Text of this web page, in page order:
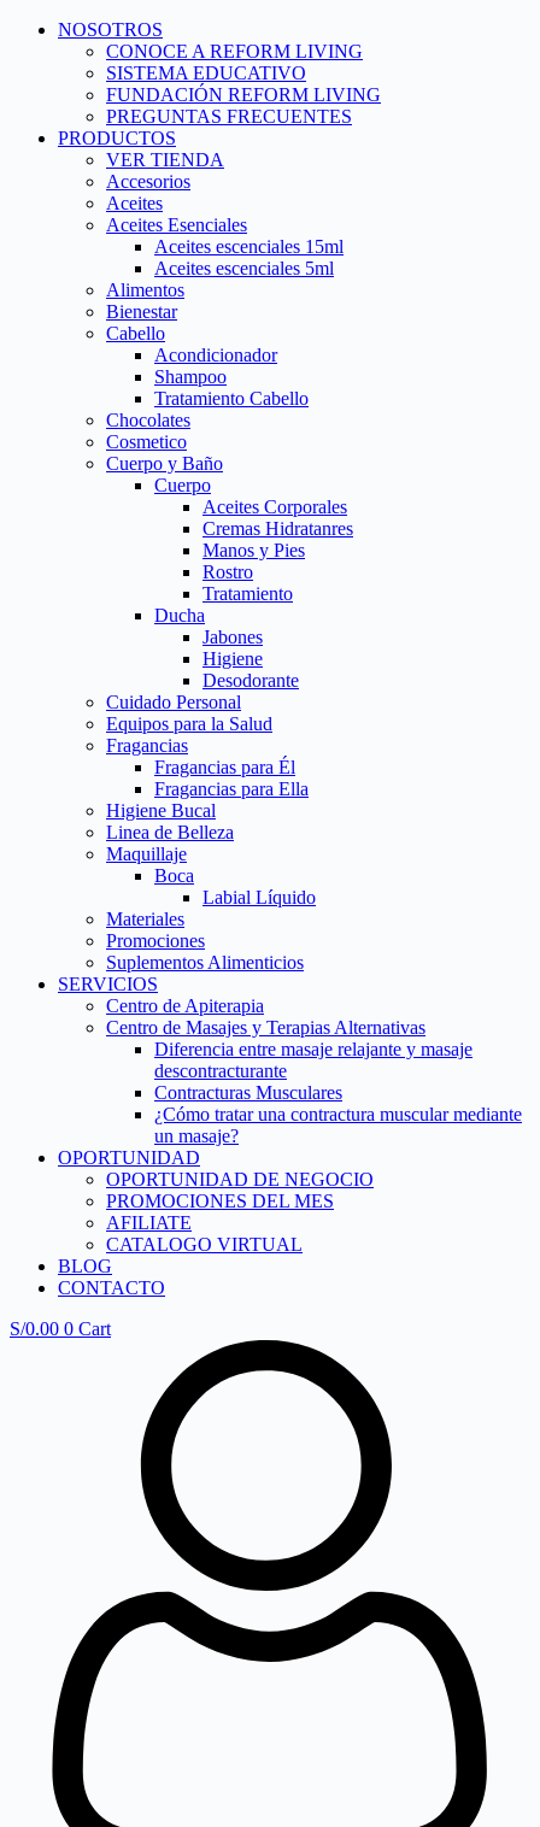
NOSOTROS
CONOCE A REFORM LIVING
SISTEMA EDUCATIVO
FUNDACIÓN REFORM LIVING
PREGUNTAS FRECUENTES
PRODUCTOS
VER TIENDA
Accesorios
Aceites
Aceites Esenciales
Aceites escenciales 15ml
Aceites escenciales 5ml
Alimentos
Bienestar
Cabello
Acondicionador
Shampoo
Tratamiento Cabello
Chocolates
Cosmetico
Cuerpo y Baño
Cuerpo
Aceites Corporales
Cremas Hidratanres
Manos y Pies
Rostro
Tratamiento
Ducha
Jabones
Higiene
Desodorante
Cuidado Personal
Equipos para la Salud
Fragancias
Fragancias para Él
Fragancias para Ella
Higiene Bucal
Linea de Belleza
Maquillaje
Boca
Labial Líquido
Materiales
Promociones
Suplementos Alimenticios
SERVICIOS
Centro de Apiterapia
Centro de Masajes y Terapias Alternativas
Diferencia entre masaje relajante y masaje
descontracturante
Contracturas Musculares
¿Cómo tratar una contractura muscular mediante
un masaje?
OPORTUNIDAD
OPORTUNIDAD DE NEGOCIO
PROMOCIONES DEL MES
AFILIATE
CATALOGO VIRTUAL
BLOG
CONTACTO
S/0.00 0 Cart